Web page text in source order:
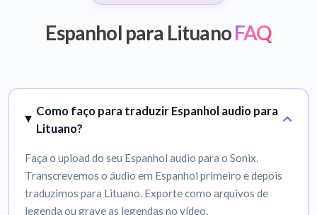
Espanhol para LituanoFAQ
Como faço para traduzir Espanhol audio para
Lituano?
Faça o upload do seu Espanhol audio para o Sonix.
Transcrevemos o áudio em Espanhol primeiro e depois
traduzimos para Lituano. Exporte como arquivos de
legenda ou grave as legendas no vídeo.